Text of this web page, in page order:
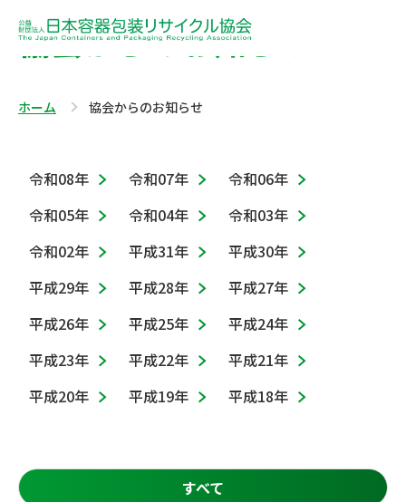
協会からのお知らせ
ホーム 協会からのお知らせ
令和08年 令和07年
令和06年
令和05年
令和04年
令和03年
令和02年
平成31年
平成30年
平成29年
平成28年
平成27年
平成26年
平成25年
平成24年
平成23年
平成22年
平成21年
平成20年
平成19年 平成18年
すべて